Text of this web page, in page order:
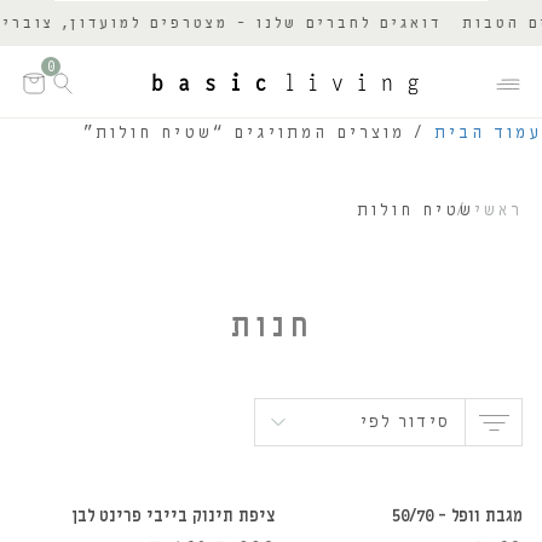
דואגים לחברים שלנו - מצטרפים למועדון, צוברים
0
עמוד הבית / מוצרים המתויגים “שטיח חולות”
ראשי שטיח חולות
חנות
סידור לפי
הוספה לסל
מגבת וופל – 50/70
30%
ציפת תינוק בייבי פרינט לבן